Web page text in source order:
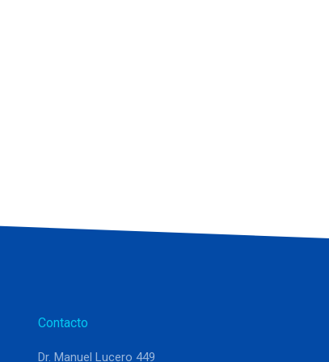
Contacto
Dr. Manuel Lucero 449